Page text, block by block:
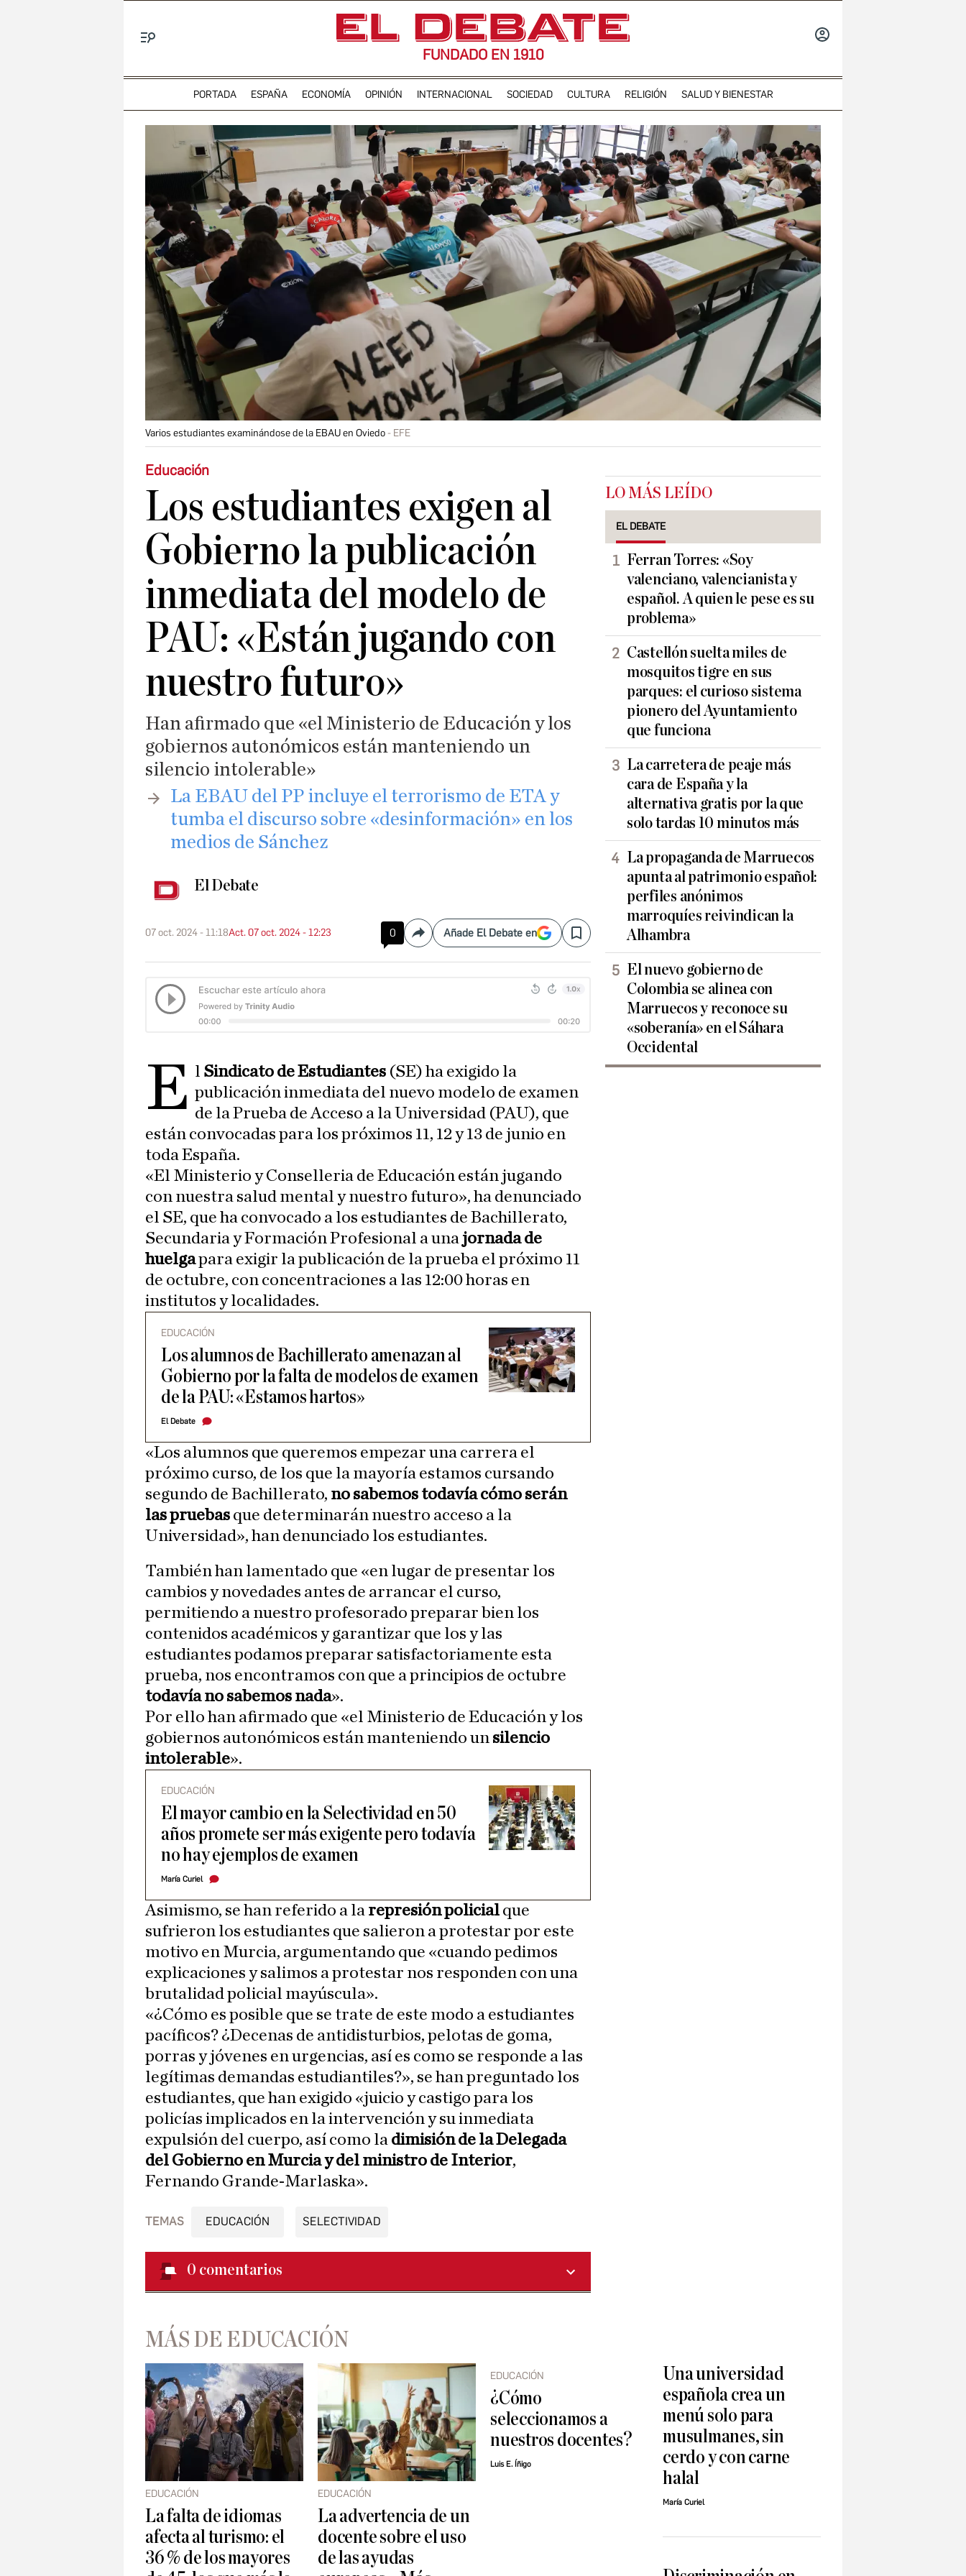
FUNDADO EN 1910
PORTADA ESPAÑA ECONOMÍA OPINIÓN INTERNACIONAL SOCIEDAD CULTURA RELIGIÓN SALUD Y BIENESTAR
Varios estudiantes examinándose de la EBAU en Oviedo EFE
Educación
Los estudiantes exigen al
Gobierno la publicación
inmediata del modelo de
PAU: «Están jugando con
nuestro futuro»
Han afirmado que «el Ministerio de Educación y los
gobiernos autonómicos están manteniendo un
silencio intolerable»
​La EBAU del PP incluye el terrorismo de ETA y
tumba el discurso sobre «desinformación» en los
medios de Sánchez
El Debate
07 oct. 2024 - 11:18Act. 07 oct. 2024 - 12:23 0 CompartirAñade El Debate en Save
E l Sindicato de Estudiantes (SE) ha exigido la
publicación inmediata del nuevo modelo de examen
de la Prueba de Acceso a la Universidad (PAU), que
están convocadas para los próximos 11, 12 y 13 de junio en
toda España.
«El Ministerio y Conselleria de Educación están jugando
con nuestra salud mental y nuestro futuro», ha denunciado
el SE, que ha convocado a los estudiantes de Bachillerato,
Secundaria y Formación Profesional a una jornada de
huelgapara exigir la publicación de la prueba el próximo 11
de octubre, con concentraciones a las 12:00 horas en
institutos y localidades.
EDUCACIÓN
Los alumnos de Bachillerato amenazan al
Gobierno por la falta de modelos de examen
de la PAU: «Estamos hartos»
El Debate
«Los alumnos que queremos empezar una carrera el
próximo curso, de los que la mayoría estamos cursando
segundo de Bachillerato, no sabemos todavía cómo serán
las pruebas que determinarán nuestro acceso a la
Universidad», han denunciado los estudiantes.
También han lamentado que «en lugar de presentar los
cambios y novedades antes de arrancar el curso,
permitiendo a nuestro profesorado preparar bien los
contenidos académicos y garantizar que los y las
estudiantes podamos preparar satisfactoriamente esta
prueba, nos encontramos con que a principios de octubre
todavía no sabemos nada».
Por ello han afirmado que «el Ministerio de Educación y los
gobiernos autonómicos están manteniendo un silencio
intolerable».
EDUCACIÓN
El mayor cambio en la Selectividad en 50
años promete ser más exigente pero todavía
no hay ejemplos de examen
María Curiel
Asimismo, se han referido a la represión policial que
sufrieron los estudiantes que salieron a protestar por este
motivo en Murcia, argumentando que «cuando pedimos
explicaciones y salimos a protestar nos responden con una
brutalidad policial mayúscula».
«¿Cómo es posible que se trate de este modo a estudiantes
pacíficos? ¿Decenas de antidisturbios, pelotas de goma,
porras y jóvenes en urgencias, así es como se responde a las
legítimas demandas estudiantiles?», se han preguntado los
estudiantes, que han exigido «juicio y castigo para los
policías implicados en la intervención y su inmediata
expulsión del cuerpo, así como la dimisión de la Delegada
del Gobierno en Murcia y del ministro de Interior,
Fernando Grande-Marlaska».
TEMAS EDUCACIÓN SELECTIVIDAD
0 comentarios
LO MÁS LEÍDO
EL DEBATE
Ferran Torres: «Soy
valenciano, valencianista y
español. A quien le pese es su
problema»
Castellón suelta miles de
mosquitos tigre en sus
parques: el curioso sistema
pionero del Ayuntamiento
que funciona
La carretera de peaje más
cara de España y la
alternativa gratis por la que
solo tardas 10 minutos más
La propaganda de Marruecos
apunta al patrimonio español:
perfiles anónimos
marroquíes reivindican la
Alhambra
El nuevo gobierno de
Colombia se alinea con
Marruecos y reconoce su
«soberanía» en el Sáhara
Occidental
MÁS DE EDUCACIÓN
EDUCACIÓN
La falta de idiomas
afecta al turismo: el
36 % de los mayores
EDUCACIÓN
La advertencia de un
docente sobre el uso
de las ayudas
EDUCACIÓN
¿Cómo
seleccionamos a
nuestros docentes?
Luis E. Íñigo
Una universidad
española crea un
menú solo para
musulmanes, sin
cerdo y con carne
halal
María Curiel